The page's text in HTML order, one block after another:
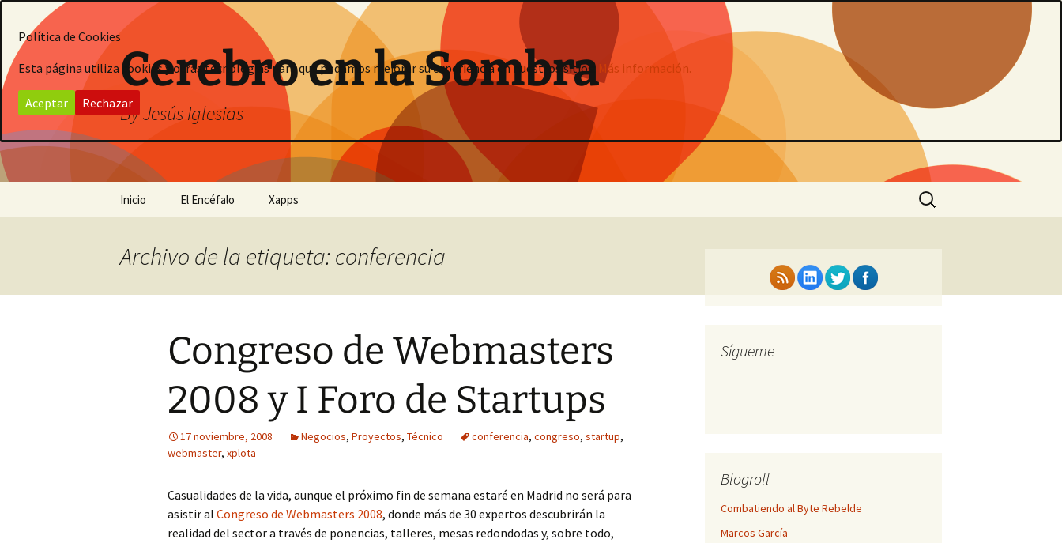
contenido
Cerebro en la Sombra
By Jesús Iglesias
Inicio El Encéfalo Xapps
Buscar:
Archivo de la etiqueta: conferencia
Congreso de Webmasters
2008 y I Foro de Startups
17 noviembre, 2008 Negocios, Proyectos, Técnico conferencia, congreso, startup,
webmaster, xplota
Casualidades de la vida, aunque el próximo fin de semana estaré en Madrid no será para
asistir al Congreso de Webmasters 2008, donde más de 30 expertos descubrirán la
realidad del sector a través de ponencias, talleres, mesas redondodas y, sobre todo,
Sígueme
Blogroll
Combatiendo al Byte Rebelde
Marcos García
Política de Cookies
Esta página utiliza cookies y otras tecnologías para que podamos mejorar su experiencia en nuestros sitios: Más información.
Aceptar Rechazar